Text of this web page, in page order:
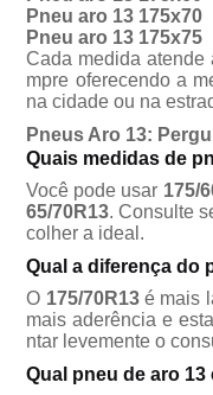
Pneu aro 13 175x70
Pneu aro 13 175x75
Cada medida atende
mpre oferecendo a
na cidade ou na
Pneus Aro 13:
Quais medidas de
Você pode usar 175/
65/70R13. Consulte
colher a ideal.
Qual a diferença do
O 175/70R13é mais
mais aderência e
ntar levemente o
Qual pneu de aro 13